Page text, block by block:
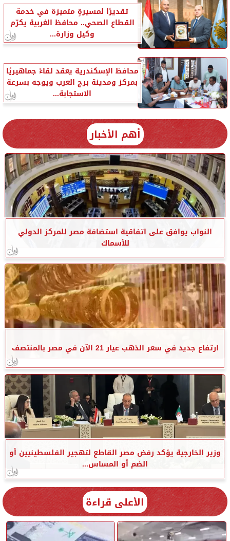
تقديرًا لمسيرةٍ متميزة في خدمة
القطاع الصحي.. محافظ الغربية يكرّم
وكيل وزارة...
محافظ الإسكندرية يعقد لقاءً جماهيريًا
بمركز ومدينة برج العرب ويوجه بسرعة
الاستجابة...
أهم الأخبار
النواب يوافق على اتفاقية استضافة مصر للمركز الدولي
للأسماك
ارتفاع جديد في سعر الذهب عيار 21 الآن في مصر بالمنتصف
وزير الخارجية يؤكد رفض مصر القاطع لتهجير الفلسطينيين أو
الضم أو المساس...
الأعلى قراءة